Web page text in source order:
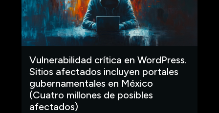
Vulnerabilidad crítica en WordPress.
Sitios afectados incluyen portales
gubernamentales en México
(Cuatro millones de posibles
afectados)